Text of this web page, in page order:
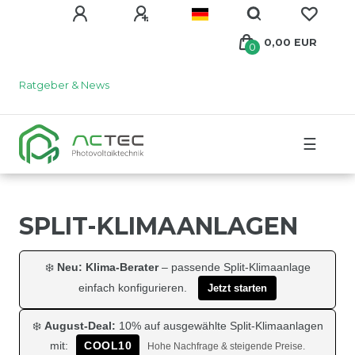
Ratgeber & News
0 0,00 EUR
☰
SPLIT-KLIMAANLAGEN
❄️ Neu: Klima-Berater– passende Split-Klimaanlage
einfach konfigurieren.
Jetzt starten
❄️ August-Deal: 10% auf ausgewählte Split-Klimaanlagen
mit:
COOL10 Hohe Nachfrage & steigende Preise.